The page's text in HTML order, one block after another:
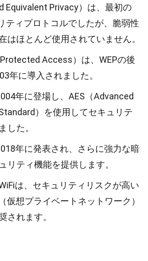
Equivalent Privacy）は、最初の
ティプロトコルでしたが、脆弱性
はほとんど使用されていません。
Access）は、WEPの後
年に導入されました。
年に登場し、AES（Advanced
）を使用してセキュリテ
した。
年に発表され、さらに強力な暗
リティ機能を提供します。
は、セキュリティリスクが高い
仮想プライベートネットワーク）
されます。